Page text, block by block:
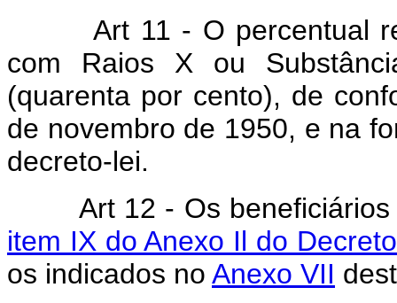
Art 11 - O percentual
com Raios X ou
(quarenta por cento), de
de novembro de 1950, e na
decreto-lei.
Art 12 - Os beneficiários
item IX do Anexo Il do
os indicados no Anexo VII